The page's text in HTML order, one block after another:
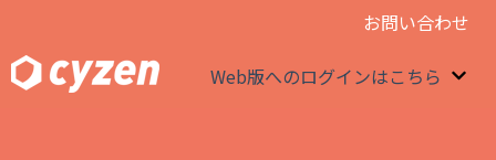
お問い合わせ
Web版へのログインはこちら